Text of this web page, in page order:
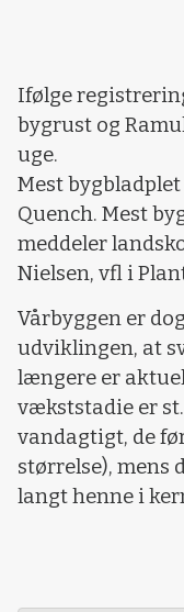
Ifølge
bygrust og
uge.
Mest
Quench. Mest
meddeler
Nielsen, vfl i
Vårbyggen er
udviklingen, at
længere er
vækststadie er
vandagtigt, de
størrelse), mens
langt henne i